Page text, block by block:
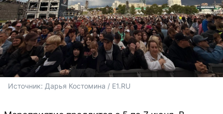
Источник: Дарья Костомина / E1.RU